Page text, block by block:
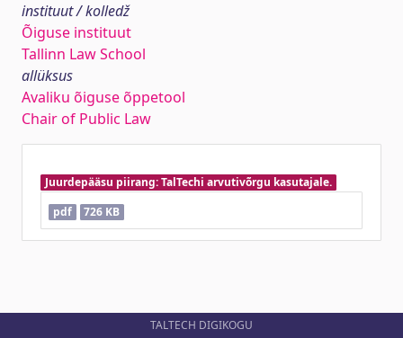
instituut / kolledž
Õiguse instituut
Tallinn Law School
allüksus
Avaliku õiguse õppetool
Chair of Public Law
Juurdepääsu piirang: TalTechi arvutivõrgu kasutajale.
pdf
726 KB
TALTECH DIGIKOGU